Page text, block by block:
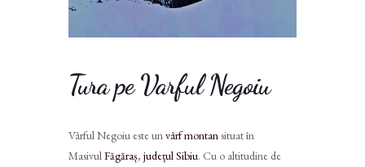
Tura pe Varful Negoiu
Vârful Negoiu este un vârf montan situat în
Masivul Făgăraș, județul Sibiu. Cu o altitudine de